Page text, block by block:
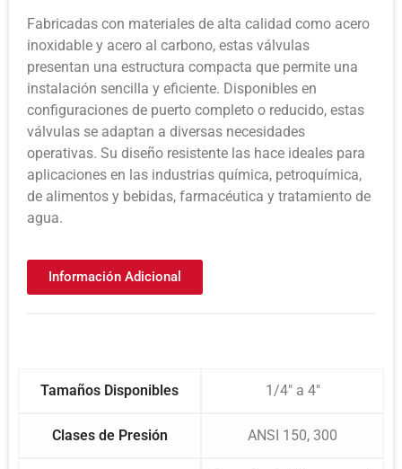
Fabricadas con materiales de alta calidad como acero
inoxidable y acero al carbono, estas válvulas
presentan una estructura compacta que permite una
instalación sencilla y eficiente. Disponibles en
configuraciones de puerto completo o reducido, estas
válvulas se adaptan a diversas necesidades
operativas. Su diseño resistente las hace ideales para
aplicaciones en las industrias química, petroquímica,
de alimentos y bebidas, farmacéutica y tratamiento de
agua.
Información Adicional
Tamaños Disponibles 1/4″ a 4″
Clases de Presión ANSI 150, 300